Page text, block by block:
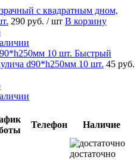
с квадратным дном,
290 руб. / шт В корзину
Быстрый
d90*h250мм 10 шт. 45 руб.
Телефон
Наличие
достаточно